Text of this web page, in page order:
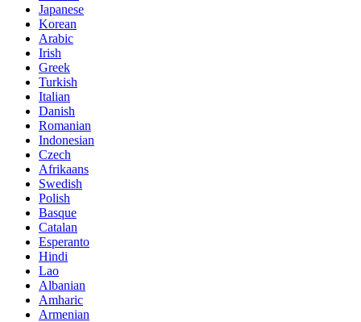
Japanese
Korean
Arabic
Irish
Greek
Turkish
Italian
Danish
Romanian
Indonesian
Czech
Afrikaans
Swedish
Polish
Basque
Catalan
Esperanto
Hindi
Lao
Albanian
Amharic
Armenian